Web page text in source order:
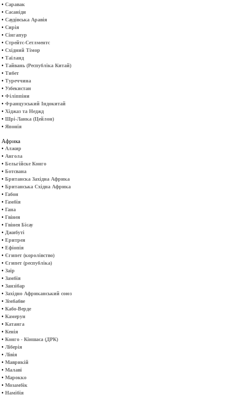
• Саравак
• Сасаніди
• Саудівська Аравія
• Сирія
• Сінгапур
• Стрейтс-Сетлментс
• Східний Тімор
• Таїланд
• Тайвань (Республіка Китай)
• Тибет
• Туреччина
• Узбекистан
• Філіппіни
• Французський Індокитай
• Хіджаз та Неджд
• Шрі-Ланка (Цейлон)
• Японія
Африка
• Алжир
• Ангола
• Бельгійске Конго
• Ботсвана
• Британска Західна Африка
• Британська Східна Африка
• Габон
• Гамбія
• Гана
• Гвінея
• Гвінея Бісау
• Джибуті
• Еритрея
• Ефіопія
• Єгипет (королівство)
• Єгипет (республіка)
• Заїр
• Замбія
• Занзібар
• Західно Африканський союз
• Зімбабве
• Кабо-Верде
• Камерун
• Катанга
• Кенія
• Конго - Кіншаса (ДРК)
• Ліберія
• Лівія
• Маврикій
• Малаві
• Марокко
• Мозамбік
• Намібія